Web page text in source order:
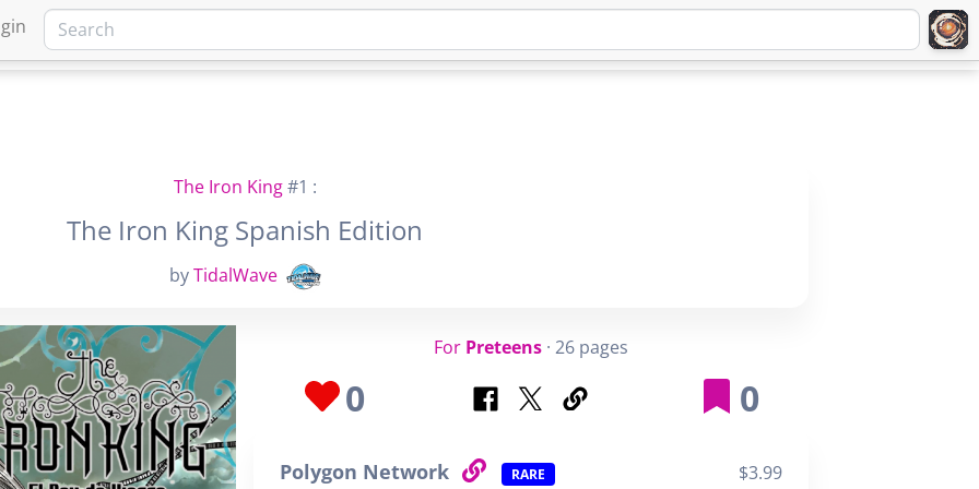
The Iron King#1 :
The Iron King Spanish Edition
byTidalWave
For Preteens · 26 pages
0 0
Polygon Network RARE $3.99